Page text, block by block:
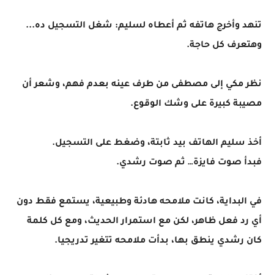
تنهد وأخرج هاتفه ثم أعطاه لسليم: شغل التسجيل ده...
وهتعرف كل حاجة.
نظر مكي إلى مصطفى من طرف عينه بعدم فهم، وشعر أن
مصيبة كبيرة على وشك الوقوع.
أخذ سليم الهاتف بيد ثابتة، وضغط على التسجيل.
فبدأ صوت فايزة… ثم صوت رشدي.
في البداية، كانت ملامحه هادئة وطبيعية، يستمع فقط دون
أي رد فعل ظاهر، لكن مع استمرار الحديث، ومع كل كلمة
كان رشدي ينطق بها، بدأت ملامحه تتغير تدريجيا.